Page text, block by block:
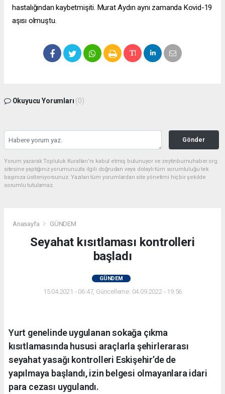
hastalığından kaybetmişiti. Murat Aydın aynı zamanda Kovid-19
aşısı olmuştu.
Okuyucu Yorumları (0)
Gönder
Yorum yazarak Topluluk Kuralları’nı kabul etmiş bulunuyor ve zeytinburnuhaber.org
sitesine yaptığınız yorumunuzla ilgili doğrudan veya dolaylı tüm sorumluluğu tek
başınıza üstleniyorsunuz. Yazılan tüm yorumlardan site yönetimi hiçbir şekilde
sorumlu tutulamaz.
Anasayfa GÜNDEM
Seyahat kısıtlaması kontrolleri
başladı
GÜNDEM
15.04.2021 - 06:47, Güncelleme: 04.09.2022 - 19:56
Yurt genelinde uygulanan sokağa çıkma
kısıtlamasında hususi araçlarla şehirlerarası
seyahat yasağı kontrolleri Eskişehir’de de
yapılmaya başlandı, izin belgesi olmayanlara idari
para cezası uygulandı.